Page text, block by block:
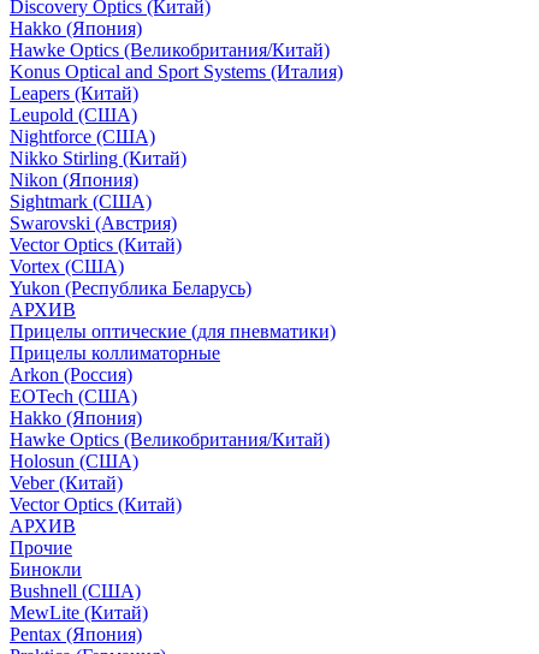
Discovery Optics (Китай)
Hakko (Япония)
Hawke Optics (Великобритания/Китай)
Konus Optical and Sport Systems (Италия)
Leapers (Китай)
Leupold (США)
Nightforce (США)
Nikko Stirling (Китай)
Nikon (Япония)
Sightmark (США)
Swarovski (Австрия)
Vector Optics (Китай)
Vortex (США)
Yukon (Республика Беларусь)
АРХИВ
Прицелы оптические (для пневматики)
Прицелы коллиматорные
Arkon (Россия)
EOTech (США)
Hakko (Япония)
Hawke Optics (Великобритания/Китай)
Holosun (США)
Veber (Китай)
Vector Optics (Китай)
АРХИВ
Прочие
Бинокли
Bushnell (США)
MewLite (Китай)
Pentax (Япония)